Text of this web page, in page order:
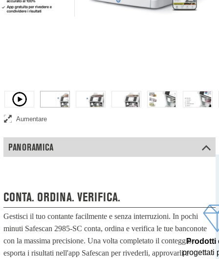
Contadora e ordina di banconote Safescan 2985-SC
Aumentare
PANORAMICA
CONTA. ORDINA. VERIFICA.
Gestisci il tuo contante facilmente e senza interruzioni. In pochi
minuti Safescan 2985-SC conta, ordina e verifica le tue banconote
con la massima precisione. Una volta completato il conteggio,
esporta i risultati nell'app Safescan per rivederli, approvarli e
Prodotti
progettati